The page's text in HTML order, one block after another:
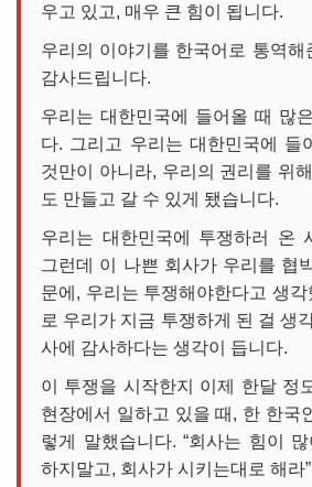
우고 있고, 매우 큰 힘이 됩니다.
우리의 이야기를 한국어로 통역해
감사드립니다.
우리는 대한민국에 들어올 때 많
다. 그리고 우리는 대한민국에 들
것만이 아니라, 우리의 권리를 위
도 만들고 갈 수 있게 됐습니다.
우리는 대한민국에 투쟁하러 온
그런데 이 나쁜 회사가 우리를 협
문에, 우리는 투쟁해야한다고 생
로 우리가 지금 투쟁하게 된 걸 생
사에 감사하다는 생각이 듭니다.
이 투쟁을 시작한지 이제 한달 정
현장에서 일하고 있을 때, 한 한국
렇게 말했습니다. “회사는 힘이 많
하지말고, 회사가 시키는대로 해라”